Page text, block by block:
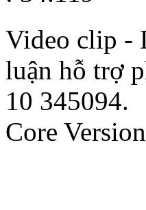
Video clip -
luận hỗ trợ
10 345094.
Core